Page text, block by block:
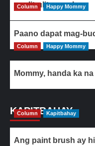
paulit-ulit ang ulam
Column Happy Mommy
Paano dapat mag-
Column Happy Mommy
Mommy, handa ka
KAPITBAHAY
Column Kapitbahay
Ang paint brush ay